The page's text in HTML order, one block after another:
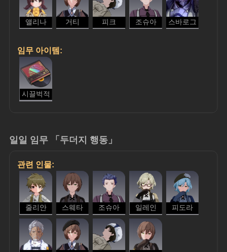
앨리나 거티 피크 조슈아 스바로그
임무 아이템:
시끌벅적
일일 임무 「두더지 행동」
관련 인물:
줄리안 스웨타 조슈아 일레인 피도라